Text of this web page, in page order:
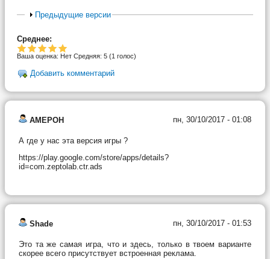
Предыдущие версии
Среднее:
Ваша оценка: Нет Средняя: 5 (1 голос)
Добавить комментарий
AMEPOH пн, 30/10/2017 - 01:08
А где у нас эта версия игры ?
https://play.google.com/store/apps/details?
id=com.zeptolab.ctr.ads
Shade пн, 30/10/2017 - 01:53
Это та же самая игра, что и здесь, только в твоем варианте
скорее всего присутствует встроенная реклама.